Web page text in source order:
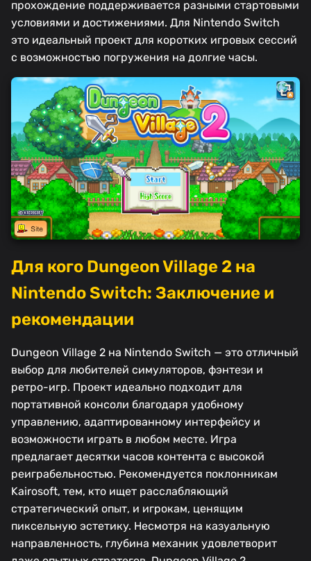
прохождение поддерживается разными стартовыми
условиями и достижениями. Для Nintendo Switch
это идеальный проект для коротких игровых сессий
с возможностью погружения на долгие часы.
Для кого Dungeon Village 2 на
Nintendo Switch: Заключение и
рекомендации
Dungeon Village 2 на Nintendo Switch — это отличный
выбор для любителей симуляторов, фэнтези и
ретро-игр. Проект идеально подходит для
портативной консоли благодаря удобному
управлению, адаптированному интерфейсу и
возможности играть в любом месте. Игра
предлагает десятки часов контента с высокой
реиграбельностью. Рекомендуется поклонникам
Kairosoft, тем, кто ищет расслабляющий
стратегический опыт, и игрокам, ценящим
пиксельную эстетику. Несмотря на казуальную
направленность, глубина механик удовлетворит